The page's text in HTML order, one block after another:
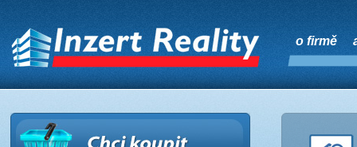
o firmě